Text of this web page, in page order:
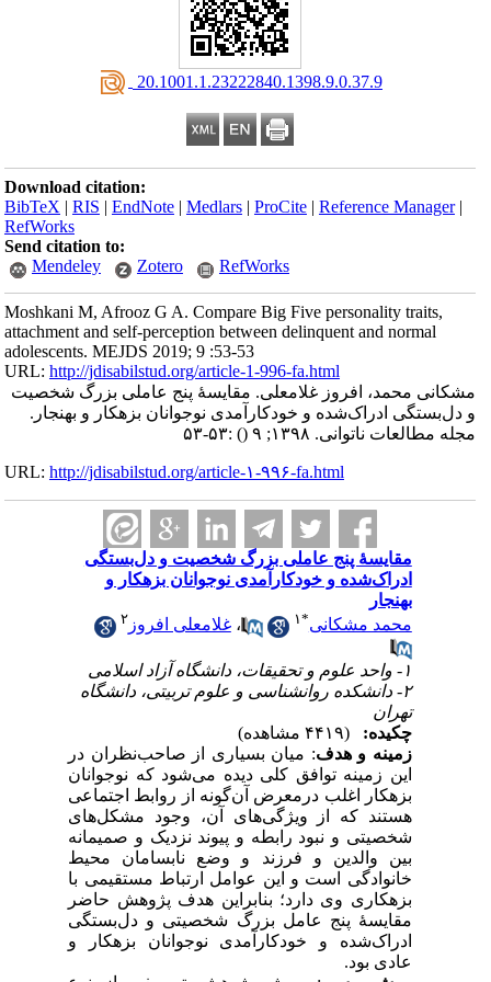
‎ 20.1001.1.23222840.1398.9.0.37.9
Download citation:
BibTeX |RIS |EndNote |Medlars |ProCite |Reference Manager
RefWorks
Send citation to:
Mendeley
Zotero RefWorks
Moshkani M, Afrooz G A. Compare Big Five personality traits,
attachment and self-perception between delinquent and normal
adolescents. MEJDS 2019; 9 :53-53
URL:http://jdisabilstud.org/article-1-996-fa.html
مشکانی محمد، افروز غلامعلی. مقایسهٔ پنج‌ عاملی بزرگ شخصیت
و دل‌بستگی ادراک‌شده و خودکارآمدی نوجوانان بزهکار و بهنجار.
مجله مطالعات ناتوانی. ۱۳۹۸; ۹
() :۵۳-۵۳
URL:http://jdisabilstud.org/article-۱-۹۹۶-fa.html
مقایسهٔ پنج‌ عاملی بزرگ شخصیت و دل‌بستگی
ادراک‌شده و خودکارآمدی نوجوانان بزهکار و
بهنجار
محمد مشکانی
۱ ،غلامعلی افروز ۲
۲- دانشکده روانشناسی و علوم تربیتی، دانشگاه
تهران
چکیده:
زمینه و هدف: میان بسیاری از صاحب‌نظران در
این زمینه توافق کلی دیده می‌شود که نوجوانان
بزهکار اغلب درمعرض آن‌گونه از روابط اجتماعی
هستند که از ویژگی‌های آن، وجود مشکل‌های
شخصیتی و نبود رابطه و پیوند نزدیک و صمیمانه
بین والدین و فرزند و وضع نابسامان محیط
خانوادگی است و این عوامل ارتباط مستقیمی با
بزهکاری وی دارد؛ بنابراین هدف پژوهش حاضر
مقایسهٔ پنج عامل بزرگ شخصیتی و دل‌بستگی
ادراک‌شده و خودکارآمدی نوجوانان بزهکار و
عادی بود.